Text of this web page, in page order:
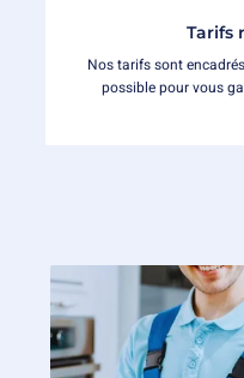
Tarifs
Nos tarifs sont
possible pour vous